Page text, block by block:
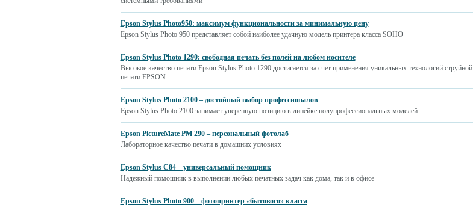
Epson Stylus Photo950: максимум функциональности за минимальную цену
Epson Stylus Photo 950 представляет собой наиболее удачную модель принтера класса SOHO
Epson Stylus Photo 1290: свободная печать без полей на любом носителе
Высокое качество печати Epson Stylus Photo 1290 достигается за счет применения уникальных технологий струйной
печати EPSON
Epson Stylus Photo 2100 – достойный выбор профессионалов
Epson Stylus Photo 2100 занимает уверенную позицию в линейке полупрофессиональных моделей
Epson PictureMate PM 290 – персональный фотолаб
Лабораторное качество печати в домашних условиях
Epson Stylus C84 – универсальный помощник
Надежный помощник в выполнении любых печатных задач как дома, так и в офисе
Epson Stylus Photo 900 – фотопринтер «бытового» класса